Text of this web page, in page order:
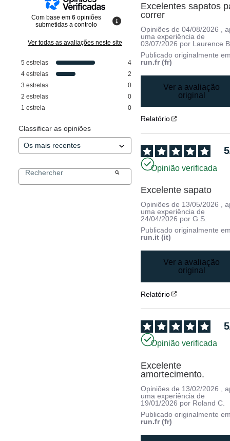
Com base em 6 opiniões
submetidas a controlo
Ver todas as avaliações neste site
5 estrelas
4
4 estrelas
2
3 estrelas
0
2 estrelas
0
1 estrela 0
Classificar as opiniões
Excelentes sapatos
correr
Opiniões de04/08/2026
,
uma experiência de
03/07/2026 por Laurence
Publicado originalmente
run.fr (fr)
Ver a avaliação
original
Relatório
5
Opinião verificada
Excelente sapato
Opiniões de 13/05/2026 ,
uma experiência de
24/04/2026 porG.S.
Publicado originalmente
run.it (it)
Ver a avaliação
original
Relatório
5
Opinião verificada
Excelente
amortecimento.
Opiniões de 13/02/2026
,
uma experiência de
19/01/2026 por Roland C.
Publicado originalmente
run.fr (fr)